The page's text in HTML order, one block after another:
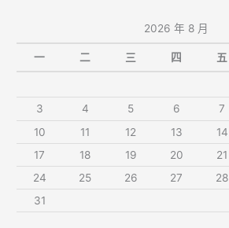
2026 年 8 月
一 二 三 四 五
3
4 5 6 7
10
11 12 13 14
17
18 19 20 21
24
25 26 27 28
31